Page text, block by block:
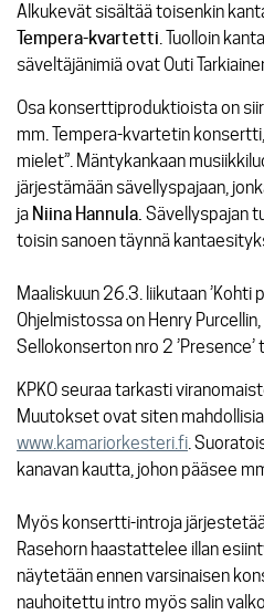
Alkukevät sisältää toisenkin
Tempera-kvartetti. Tuolloin
säveltäjänimiä ovat Outi
Osa konserttiproduktioista on
mm. Tempera-kvartetin
mielet”. Mäntykankaan
järjestämään sävellyspajaan,
ja Niina Hannula. Sävellyspajan
toisin sanoen täynnä
Maaliskuun 26.3. liikutaan ’Kohti
Ohjelmistossa on Henry
Sellokonserton nro 2
KPKO seuraa tarkasti
Muutokset ovat siten
www.kamariorkesteri.fi.
kanavan kautta, johon pääsee
Myös konsertti-introja
Rasehorn haastattelee illan
näytetään ennen varsinaisen
nauhoitettu intro myös salin